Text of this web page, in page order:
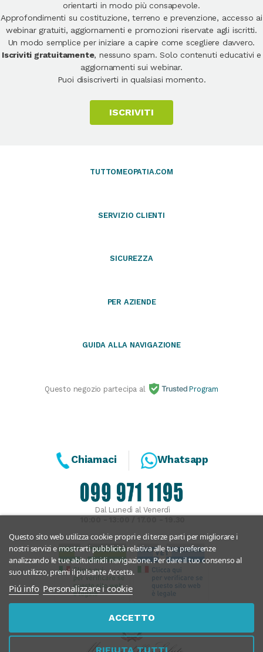
orientarti in modo più consapevole.
Approfondimenti su costituzione, terreno e prevenzione, accesso ai
webinar gratuiti, aggiornamenti e promozioni riservate agli iscritti.
Un modo semplice per iniziare a capire come scegliere davvero.
Iscriviti gratuitamente, nessuno spam. Solo contenuti educativi e
aggiornamenti sui webinar.
Puoi disiscriverti in qualsiasi momento.
ISCRIVITI
TUTTOMEOPATIA.COM
SERVIZIO CLIENTI
SICUREZZA
PER AZIENDE
GUIDA ALLA NAVIGAZIONE
Questo negozio partecipa al Program
Questo sito web utilizza cookie propri e di terze parti per migliorare i
nostri servizi e mostrarti pubblicità relativa alle tue preferenze
analizzando le tue abitudinidi navigazione. Per dare il tuo consenso al
suo utilizzo, premi il pulsante Accetta.
Piú info Personalizzare i cookie
ACCETTO
Chiamaci Whatsapp
Dal Lunedì al Venerdì